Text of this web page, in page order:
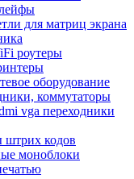
для матриц экрана
роутеры
оборудование
коммутаторы
vga переходники
штрих кодов
моноблоки